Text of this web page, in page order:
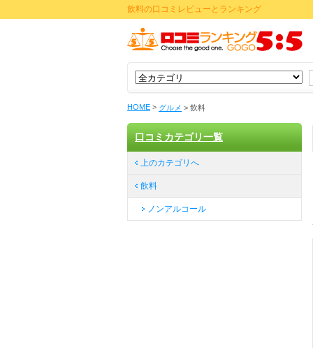
飲料の口コミレビューとランキング
HOME > グルメ > 飲料
口コミカテゴリ一覧
上のカテゴリへ
飲料
ノンアルコール